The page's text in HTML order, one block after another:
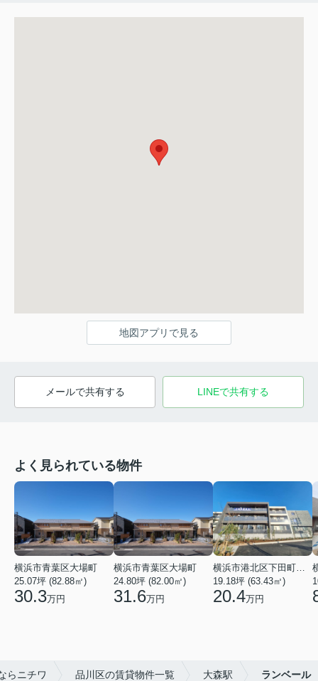
地図アプリで見る
メールで共有する LINEで共有する
よく見られている物件
横浜市青葉区大場町
25.07坪 (82.88㎡)
30.3万円
横浜市青葉区大場町
24.80坪 (82.00㎡)
31.6万円
19.18坪 (63.43㎡)
20.4万円
らニチワ 品川区の賃貸物件一覧 大森駅 ランベール